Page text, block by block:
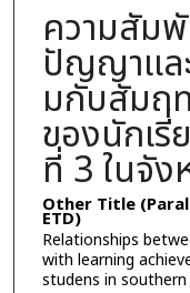
ความสัมพั
ปัญญาแล
มกับสัมฤ
ของนักเ
ที่ 3 ในจั
Other Title
ETD)
Relationships
with learning
studens in